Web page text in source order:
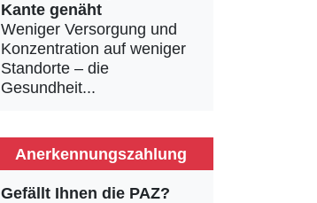
Kante genäht
Weniger Versorgung und
Konzentration auf weniger
Standorte – die
Gesundheit...
Anerkennungszahlung
Gefällt Ihnen die PAZ?